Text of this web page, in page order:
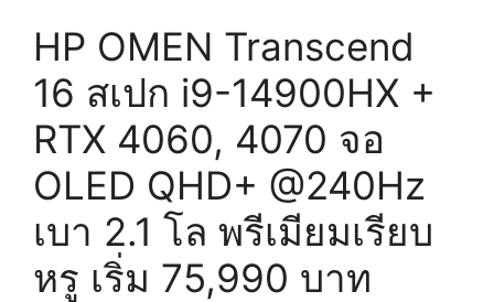
HP OMEN Transcend
16 สเปก i9-14900HX +
RTX 4060, 4070 จอ
OLED QHD+ @240Hz
เบา 2.1 โล พรีเมียมเรียบ
หรู เริ่ม 75,990 บาท